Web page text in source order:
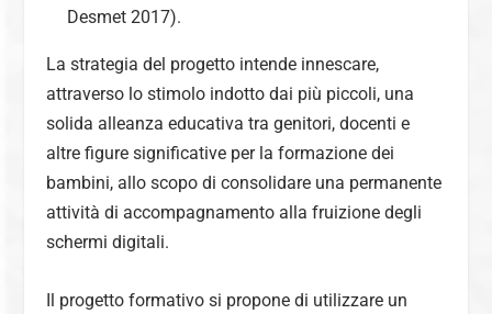
Desmet 2017).
La strategia del progetto intende innescare,
attraverso lo stimolo indotto dai più piccoli, una
solida alleanza educativa tra genitori, docenti e
altre figure significative per la formazione dei
bambini, allo scopo di consolidare una permanente
attività di accompagnamento alla fruizione degli
schermi digitali.
Il progetto formativo si propone di utilizzare un